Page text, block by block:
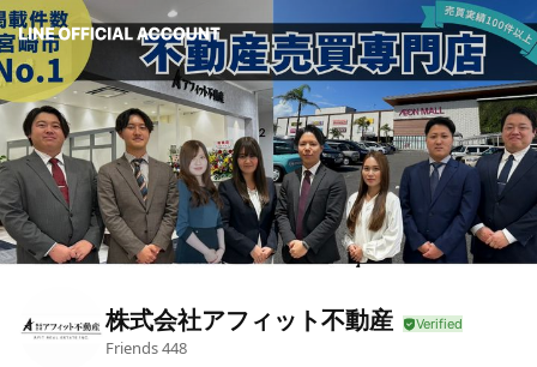
株式会社アフィット不動産
Friends448